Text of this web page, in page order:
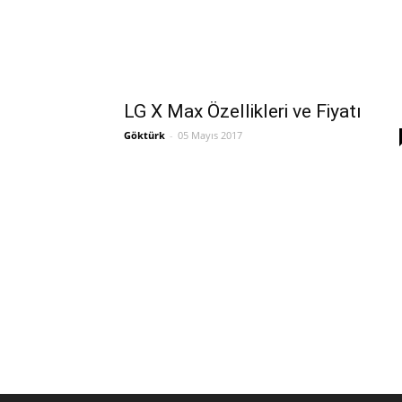
LG X Max Özellikleri ve Fiyatı
Göktürk - 05 Mayıs 2017